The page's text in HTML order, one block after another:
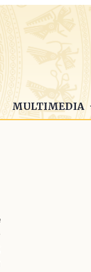
MULTIMEDIA